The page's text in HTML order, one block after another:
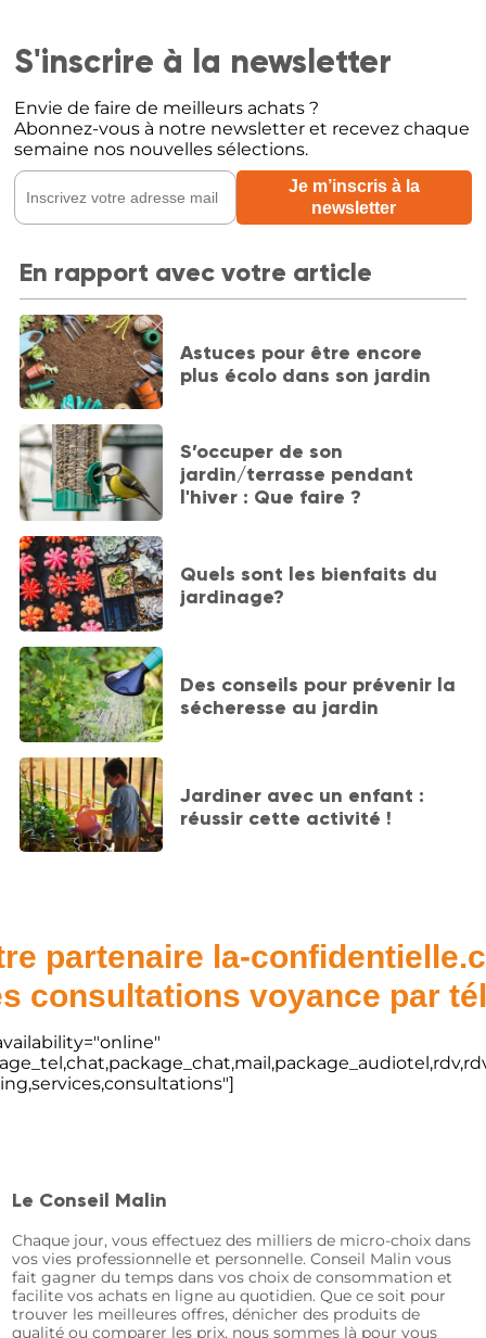
S'inscrire à la newsletter
Envie de faire de meilleurs achats ?
Abonnez-vous à notre newsletter et recevez chaque
semaine nos nouvelles sélections.
En rapport avec votre article
Astuces pour être encore
plus écolo dans son jardin
S’occuper de son
jardin/terrasse pendant
l'hiver : Que faire ?
Quels sont les bienfaits du
jardinage?
Des conseils pour prévenir la
sécheresse au jardin
Jardiner avec un enfant :
réussir cette activité !
partenaire la-
consultations voyance par
Le Conseil Malin
Chaque jour, vous effectuez des milliers de micro-choix dans
vos vies professionnelle et personnelle. Conseil Malin vous
fait gagner du temps dans vos choix de consommation et
facilite vos achats en ligne au quotidien. Que ce soit pour
trouver les meilleures offres, dénicher des produits de
qualité ou comparer les prix, nous sommes là pour vous